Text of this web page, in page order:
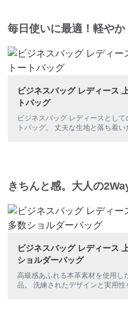
毎日使いに最適！軽やか
ビジネスバッグ レディース
トバッグ
ビジネスバッグ レディースとし
トバッグ。 丈夫な生地と落ち着
きちんと感。大人の
ビジネスバッグ レディース
ショルダーバッグ
高級感あふれる本革素材を使用し
品。 洗練されたデザインと実用